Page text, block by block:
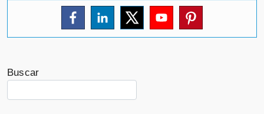
Buscar